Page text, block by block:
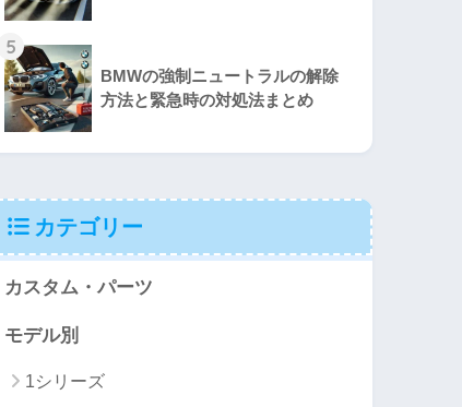
5
BMWの強制ニュートラルの解除
方法と緊急時の対処法まとめ
カテゴリー
カスタム・パーツ
モデル別
1シリーズ